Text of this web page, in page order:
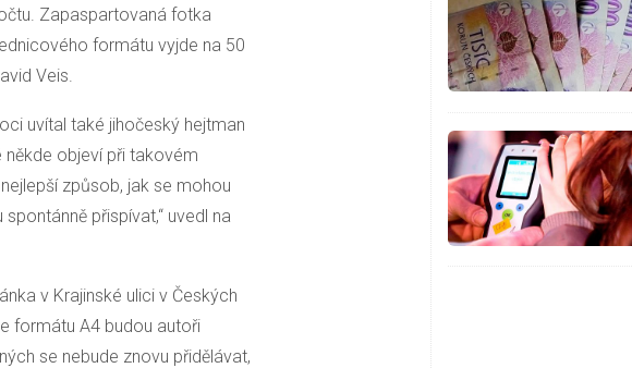
Zapaspartovaná fotka
formátu vyjde na 50
Veis.
uvítal také jihočeský hejtman
objeví při takovém
způsob, jak se mohou
přispívat,“ uvedl na
v Krajinské ulici v Českých
formátu A4 budou autoři
se nebude znovu přidělávat,